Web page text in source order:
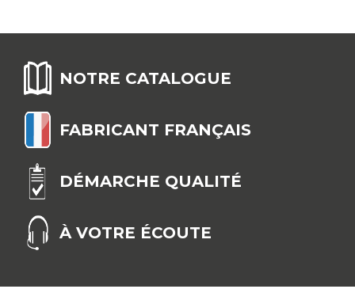
NOTRE CATALOGUE
FABRICANT FRANÇAIS
DÉMARCHE QUALITÉ
À VOTRE ÉCOUTE